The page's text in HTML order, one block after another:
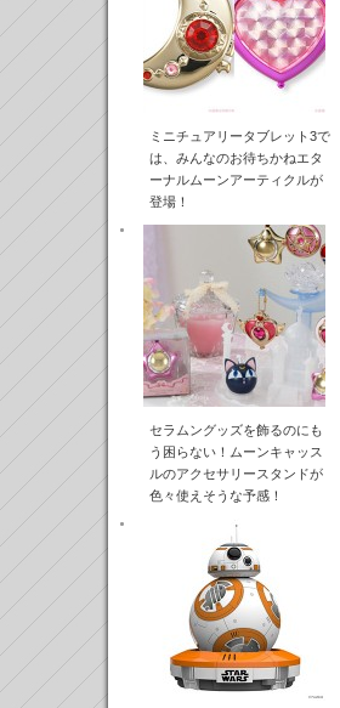
ミニチュアリータブレット3で
は、みんなのお待ちかねエタ
ーナルムーンアーティクルが
登場！
セラムングッズを飾るのにも
う困らない！ムーンキャッス
ルのアクセサリースタンドが
色々使えそうな予感！